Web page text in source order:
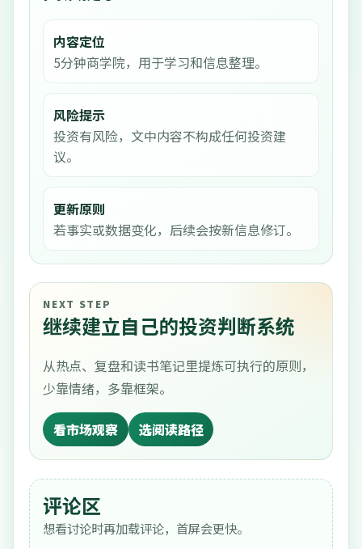
内容定位
5分钟商学院，用于学习和信息整理。
风险提示
投资有风险，文中内容不构成任何投资建
议。
更新原则
若事实或数据变化，后续会按新信息修订。
NEXT STEP
继续建立自己的投资判断系统
从热点、复盘和读书笔记里提炼可执行的原则，
少靠情绪，多靠框架。
看市场观察 选阅读路径
评论区
想看讨论时再加载评论，首屏会更快。